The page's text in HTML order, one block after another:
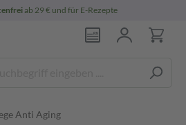
ab 29 € und für E-Rezepte
Anti Aging